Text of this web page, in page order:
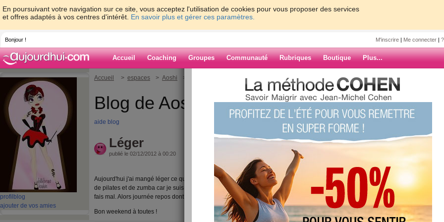
En poursuivant votre navigation sur ce site, vous acceptez l'utilisation de cookies pour vous proposer des services
et offres adaptés à vos centres d'intérêt. En savoir plus et gérer ces paramètres.
Bonjour ! M'inscrire | Me connecter |
Accueil Coaching Groupes Communauté Rubriques Boutique Plus...
profil blog
ajouter de vos amies
Accueil > espaces > Aoshi > Léger
Blog de Aoshi
aide blog
Léger
publié le 02/12/2012 à 00:20
Aujourd'hui j'ai mangé léger ce qui est bien, mais je n'ai pas pu aller à mes cours
de pilates et de zumba car je suis tombée dans l'escalier cette nuit et je me suis
fais mal. Alors journée repos dont j'ai profité pour bouquiner !
Bon weekend à toutes ! ARCHIVES